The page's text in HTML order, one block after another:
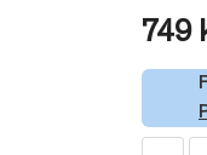
749